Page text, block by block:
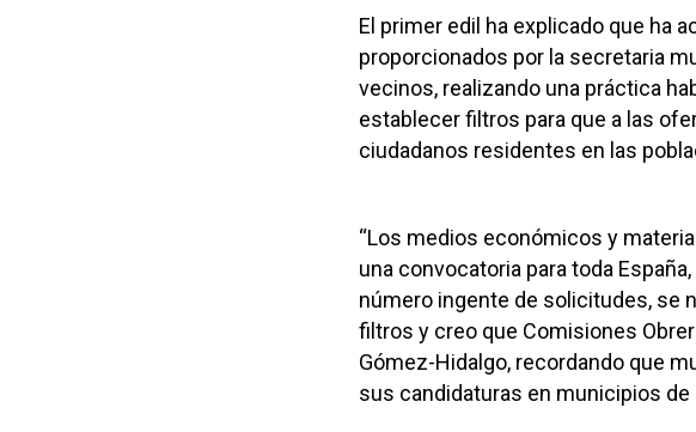
El primer edil ha explicado que ha
proporcionados por la secretaria
vecinos, realizando una práctica
establecer filtros para que a las
ciudadanos residentes en las
“Los medios económicos y
una convocatoria para toda
número ingente de solicitudes, se
filtros y creo que Comisiones
Gómez-Hidalgo, recordando que
sus candidaturas en municipios